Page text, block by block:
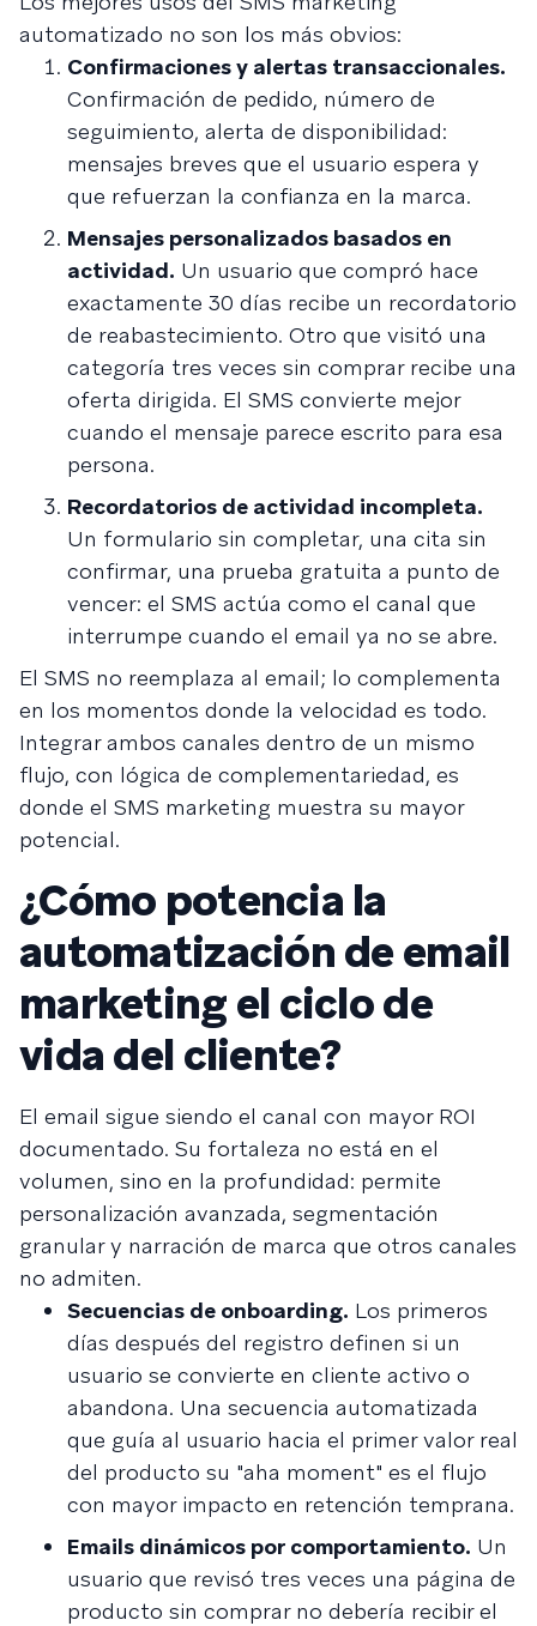
automatizado no son los más obvios:
Confirmaciones y alertas transaccionales.
Confirmación de pedido, número de
seguimiento, alerta de disponibilidad:
mensajes breves que el usuario espera y
que refuerzan la confianza en la marca.
Mensajes personalizados basados en
actividad. Un usuario que compró hace
exactamente 30 días recibe un recordatorio
de reabastecimiento. Otro que visitó una
categoría tres veces sin comprar recibe una
oferta dirigida. El SMS convierte mejor
cuando el mensaje parece escrito para esa
persona.
Recordatorios de actividad incompleta.
Un formulario sin completar, una cita sin
confirmar, una prueba gratuita a punto de
vencer: el SMS actúa como el canal que
interrumpe cuando el email ya no se abre.
El SMS no reemplaza al email; lo complementa
en los momentos donde la velocidad es todo.
Integrar ambos canales dentro de un mismo
flujo, con lógica de complementariedad, es
donde el SMS marketing muestra su mayor
potencial.
¿Cómo potencia la
automatización de email
marketing el ciclo de
vida del cliente?
El email sigue siendo el canal con mayor ROI
documentado. Su fortaleza no está en el
volumen, sino en la profundidad: permite
personalización avanzada, segmentación
granular y narración de marca que otros canales
no admiten.
Secuencias de onboarding. Los primeros
días después del registro definen si un
usuario se convierte en cliente activo o
abandona. Una secuencia automatizada
que guía al usuario hacia el primer valor real
del producto su "aha moment" es el flujo
con mayor impacto en retención temprana.
Emails dinámicos por comportamiento. Un
usuario que revisó tres veces una página de
producto sin comprar no debería recibir el